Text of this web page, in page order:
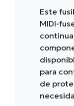
Este
MIDI-
para
de